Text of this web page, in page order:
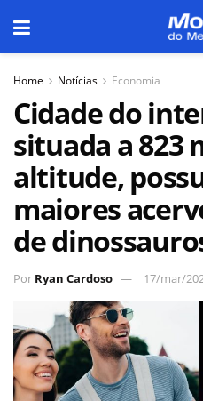
Home Notícias Economia
Cidade do
situada a 823
altitude,
maiores
de
Por Ryan Cardoso 17/mar/